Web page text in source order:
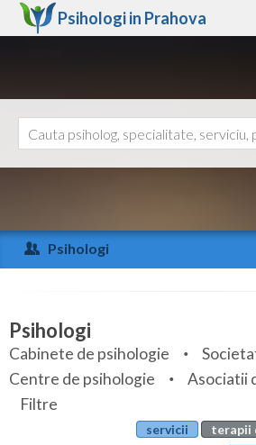
Psihologi in Prahova
Arad
Arges
Bihor
Bistrita-Nasaud
Botosani
Ajutor
Psihologi
Specialitati
Servicii
Articole
Psihologi
Cabinete de psihologie
Centre de psihologie
Asociatii
Filtre
servicii
terapii